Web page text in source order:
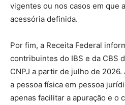
vigentes ou nos casos em que
acessória definida.
Por fim, a Receita Federal
contribuintes do IBS e da CBS
CNPJ a partir de julho de
a pessoa física em pessoa
apenas facilitar a apuração e o